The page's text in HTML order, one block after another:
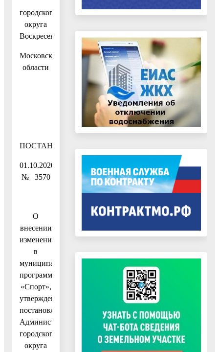
городского
округа
Воскресенск
Московской
области
ПОСТАНОВЛЕНИЕ
01.10.2020
№ 3570
О
внесении
изменений
в
муниципальную
программу
«Спорт»,
утвержденную
постановлением
Администрации
городского
округа